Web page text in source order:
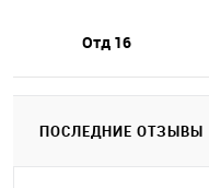
Отд 16
ПОСЛЕДНИЕ ОТЗЫВЫ